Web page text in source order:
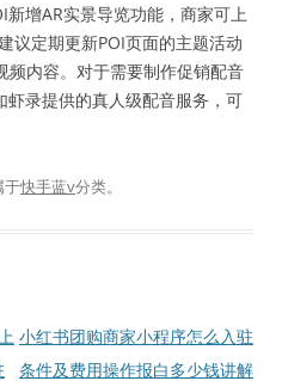
增AR实景导览功能，商家可上
议定期更新POI页面的主题活动
频内容。对于需要制作促销配音
录提供的真人级配音服务，可
于快手蓝v分类。
小红书团购商家小程序怎么入驻
条件及费用操作报白多少钱讲解